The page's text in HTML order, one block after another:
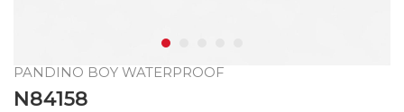
PANDINO BOY WATERPROOF
N84158